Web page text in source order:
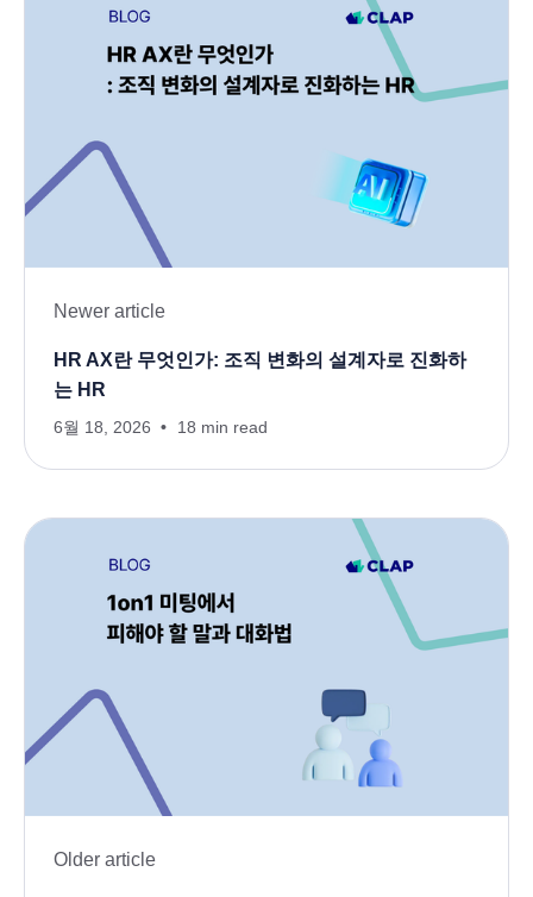
Newer article
HR AX란 무엇인가: 조직 변화의 설계자로 진화하
는 HR
6월 18, 2026 18 min read
Older article